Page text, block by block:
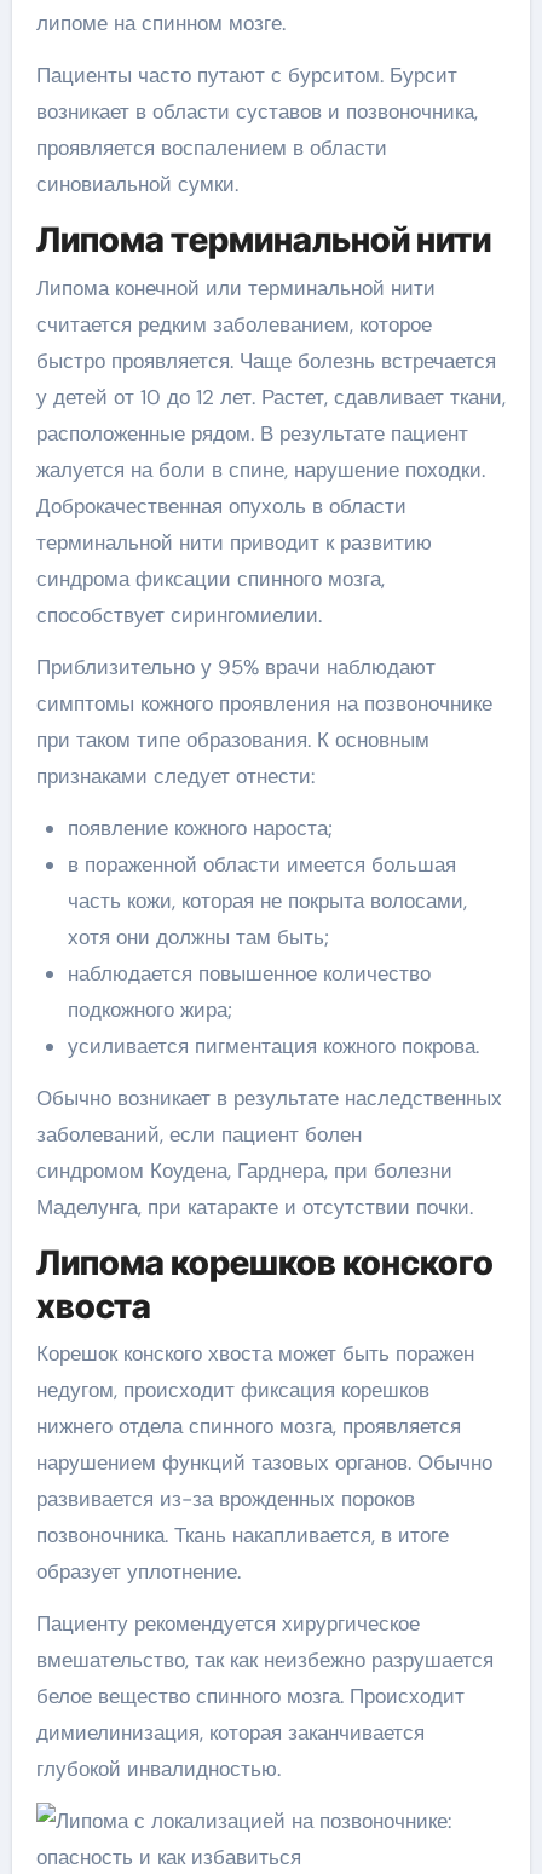
липоме на спинном мозге.
Пациенты часто путают с бурситом. Бурсит
возникает в области суставов и позвоночника,
проявляется воспалением в области
синовиальной сумки.
Липома терминальной нити
Липома конечной или терминальной нити
считается редким заболеванием, которое
быстро проявляется. Чаще болезнь встречается
у детей от 10 до 12 лет. Растет, сдавливает ткани,
расположенные рядом. В результате пациент
жалуется на боли в спине, нарушение походки.
Доброкачественная опухоль в области
терминальной нити приводит к развитию
синдрома фиксации спинного мозга,
способствует сирингомиелии.
Приблизительно у 95% врачи наблюдают
симптомы кожного проявления на позвоночнике
при таком типе образования. К основным
признаками следует отнести:
появление кожного нароста;
в пораженной области имеется большая
часть кожи, которая не покрыта волосами,
хотя они должны там быть;
наблюдается повышенное количество
подкожного жира;
усиливается пигментация кожного покрова.
Обычно возникает в результате наследственных
заболеваний, если пациент болен
синдромом Коудена, Гарднера, при болезни
Маделунга, при катаракте и отсутствии почки.
Липома корешков конского
хвоста
Корешок конского хвоста может быть поражен
недугом, происходит фиксация корешков
нижнего отдела спинного мозга, проявляется
нарушением функций тазовых органов. Обычно
развивается из-за врожденных пороков
позвоночника. Ткань накапливается, в итоге
образует уплотнение.
Пациенту рекомендуется хирургическое
вмешательство, так как неизбежно разрушается
белое вещество спинного мозга. Происходит
димиелинизация, которая заканчивается
глубокой инвалидностью.